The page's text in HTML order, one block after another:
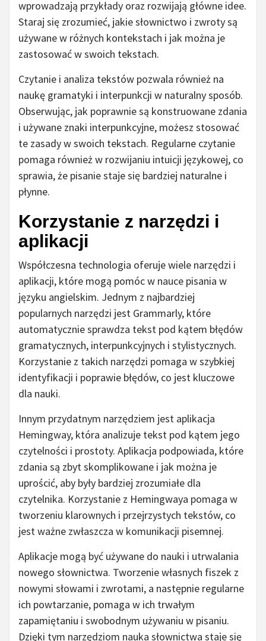
wprowadzają przykłady oraz rozwijają główne idee.
Staraj się zrozumieć, jakie słownictwo i zwroty są
używane w różnych kontekstach i jak można je
zastosować w swoich tekstach.
Czytanie i analiza tekstów pozwala również na
naukę gramatyki i interpunkcji w naturalny sposób.
Obserwując, jak poprawnie są konstruowane zdania
i używane znaki interpunkcyjne, możesz stosować
te zasady w swoich tekstach. Regularne czytanie
pomaga również w rozwijaniu intuicji językowej, co
sprawia, że pisanie staje się bardziej naturalne i
płynne.
Korzystanie z narzędzi i
aplikacji
Współczesna technologia oferuje wiele narzędzi i
aplikacji, które mogą pomóc w nauce pisania w
języku angielskim. Jednym z najbardziej
popularnych narzędzi jest Grammarly, które
automatycznie sprawdza tekst pod kątem błędów
gramatycznych, interpunkcyjnych i stylistycznych.
Korzystanie z takich narzędzi pomaga w szybkiej
identyfikacji i poprawie błędów, co jest kluczowe
dla nauki.
Innym przydatnym narzędziem jest aplikacja
Hemingway, która analizuje tekst pod kątem jego
czytelności i prostoty. Aplikacja podpowiada, które
zdania są zbyt skomplikowane i jak można je
uprościć, aby były bardziej zrozumiałe dla
czytelnika. Korzystanie z Hemingwaya pomaga w
tworzeniu klarownych i przejrzystych tekstów, co
jest ważne zwłaszcza w komunikacji pisemnej.
Aplikacje mogą być używane do nauki i utrwalania
nowego słownictwa. Tworzenie własnych fiszek z
nowymi słowami i zwrotami, a następnie regularne
ich powtarzanie, pomaga w ich trwałym
zapamiętaniu i swobodnym używaniu w pisaniu.
Dzięki tym narzędziom nauka słownictwa staje się